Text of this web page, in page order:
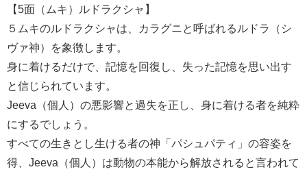
【5面（ムキ）ルドラクシャ】
５ムキのルドラクシャは、カラグニと呼ばれるルドラ（シ
ヴァ神）を象徴します。
身に着けるだけで、記憶を回復し、失った記憶を思い出す
と信じられています。
Jeeva（個人）の悪影響と過失を正し、身に着ける者を純粋
にするでしょう。
すべての生きとし生ける者の神「パシュパティ」の容姿を
得、Jeeva（個人）は動物の本能から解放されると言われて